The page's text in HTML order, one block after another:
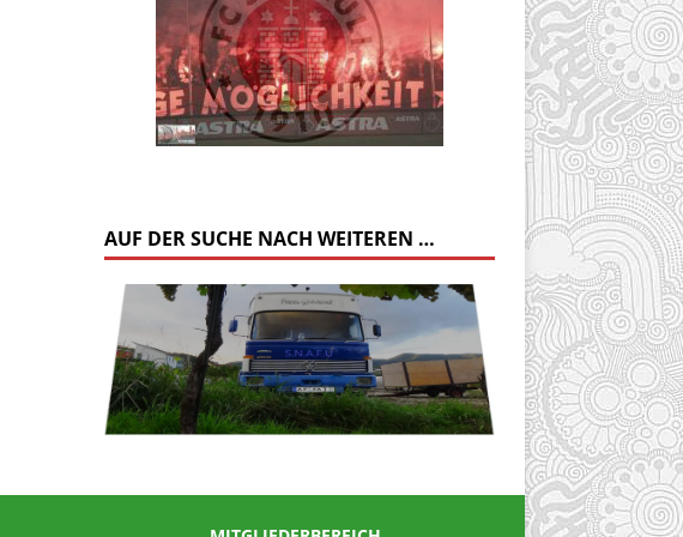
AUF DER SUCHE NACH WEITEREN …